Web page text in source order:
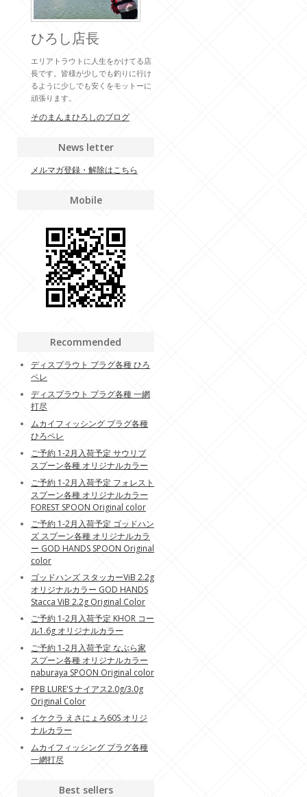
ひろし店長
エリアトラウトに人生をかけてる店
長です。皆様が少しでも釣りに行け
るように少しでも安くをモットーに
頑張ります。
そのまんまひろしのブログ
News letter
メルマガ登録・解除はこちら
Mobile
Recommended
ディスプラウト プラグ各種 ひろ
ペレ
ディスプラウト プラグ各種 一網
打尽
ムカイフィッシング プラグ各種
ひろペレ
ご予約 1-2月入荷予定 サウリブ
スプーン各種 オリジナルカラー
ご予約 1-2月入荷予定 フォレスト
スプーン各種 オリジナルカラー
FOREST SPOON Original color
ご予約 1-2月入荷予定 ゴッドハン
ズ スプーン各種 オリジナルカラ
ー GOD HANDS SPOON Original
color
ゴッドハンズ スタッカーViB 2.2g
オリジナルカラー GOD HANDS
Stacca ViB 2.2g Original Color
ご予約 1-2月入荷予定 KHOR コー
ル1.6g オリジナルカラー
ご予約 1-2月入荷予定 なぶら家
スプーン各種 オリジナルカラー
naburaya SPOON Original color
FPB LURE'S ナイアス2.0g/3.0g
Original Color
イケクラ えさにょろ60S オリジ
ナルカラー
ムカイフィッシング プラグ各種
一網打尽
Best sellers